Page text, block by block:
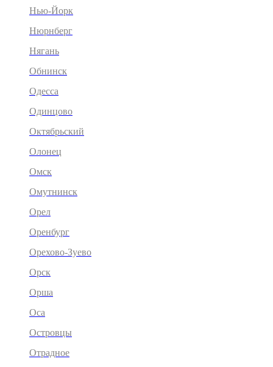
Нью-Йорк
Нюрнберг
Нягань
Обнинск
Одесса
Одинцово
Октябрьский
Олонец
Омск
Омутнинск
Орел
Оренбург
Орехово-Зуево
Орск
Орша
Оса
Островцы
Отрадное